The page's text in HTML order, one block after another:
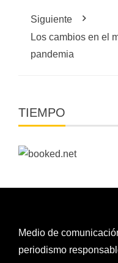
Siguiente
Los cambios en el
pandemia
TIEMPO
Medio de
periodismo